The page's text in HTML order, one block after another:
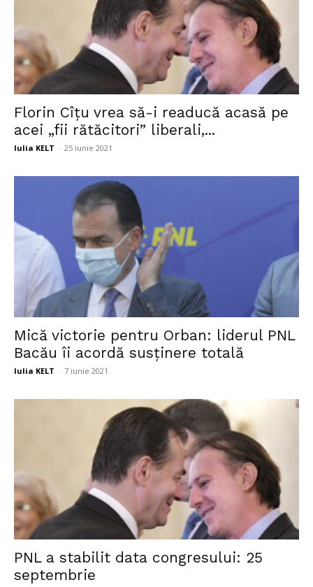
Florin Cîțu vrea să-i readucă acasă pe
acei „fii rătăcitori” liberali,...
Iulia KELT - 25 iunie 2021
Mică victorie pentru Orban: liderul PNL
Bacău îi acordă susținere totală
Iulia KELT - 7 iunie 2021
PNL a stabilit data congresului: 25
septembrie